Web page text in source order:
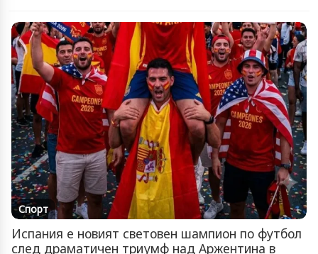
Спорт
Испания е новият световен шампион по футбол
след драматичен триумф над Аржентина в